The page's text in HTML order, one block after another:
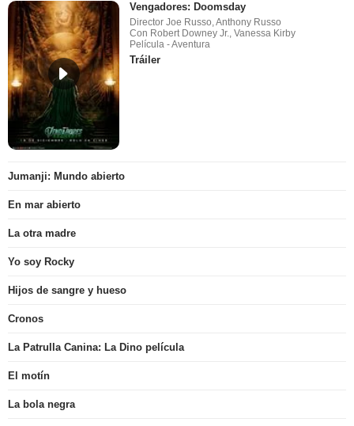
Vengadores: Doomsday
Director Joe Russo, Anthony Russo
Con Robert Downey Jr., Vanessa Kirby
Película - Aventura
Tráiler
Jumanji: Mundo abierto
En mar abierto
La otra madre
Yo soy Rocky
Hijos de sangre y hueso
Cronos
La Patrulla Canina: La Dino película
El motín
La bola negra